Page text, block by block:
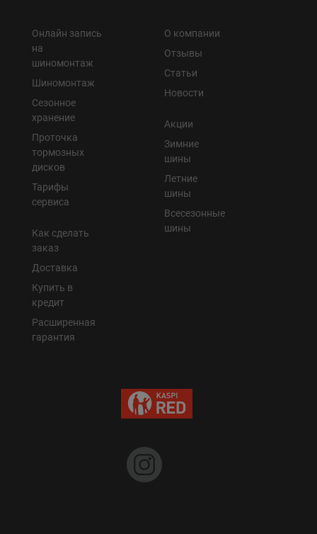
Онлайн запись
на
шиномонтаж
Шиномонтаж
Сезонное
хранение
Проточка
тормозных
дисков
Тарифы
сервиса
Как сделать
заказ
Доставка
Купить в
кредит
Расширенная
гарантия
О компании
Отзывы
Статьи
Новости
Акции
Зимние
шины
Летние
шины
Всесезонные
шины